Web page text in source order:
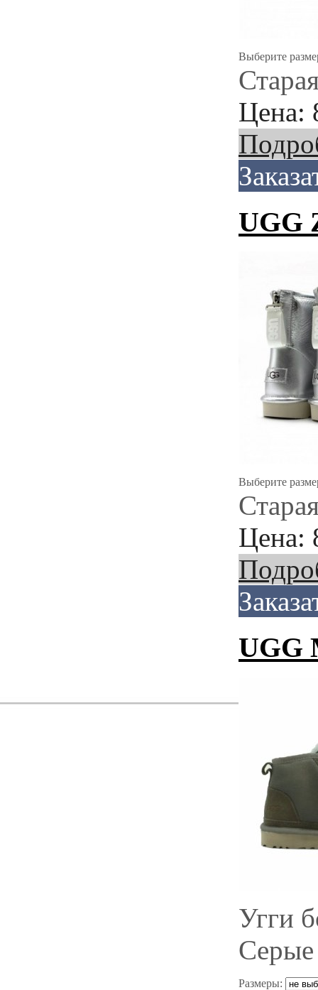
Выберите
Цена:
UGG
Выберите
Цена:
UGG
Угги
Серые
Размеры: